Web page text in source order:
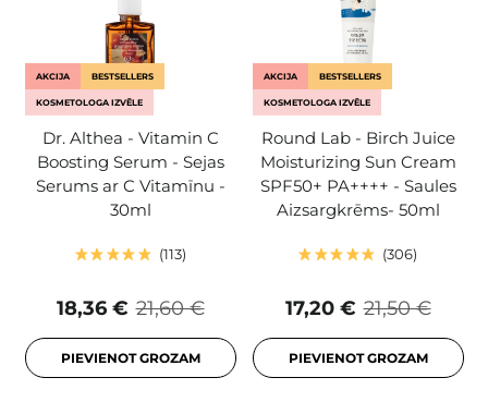
AKCIJA BESTSELLERS
KOSMETOLOGA IZVĒLE
Dr. Althea - Vitamin C
Boosting Serum - Sejas
Serums ar C Vitamīnu -
30ml
113
21,60 €
18,36 €
PIEVIENOT GROZAM
AKCIJA BESTSELLERS
KOSMETOLOGA IZVĒLE
Round Lab - Birch Juice
Moisturizing Sun Cream
SPF50+ PA++++ - Saules
Aizsargkrēms- 50ml
306
21,50 €
17,20 €
PIEVIENOT GROZAM